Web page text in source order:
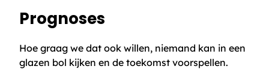
Prognoses
Hoe graag we dat ook willen, niemand kan in een
glazen bol kijken en de toekomst voorspellen.